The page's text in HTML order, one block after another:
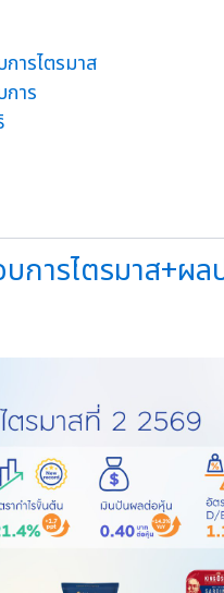
ารไตรมาส
การ
การไตรมาส+ผล